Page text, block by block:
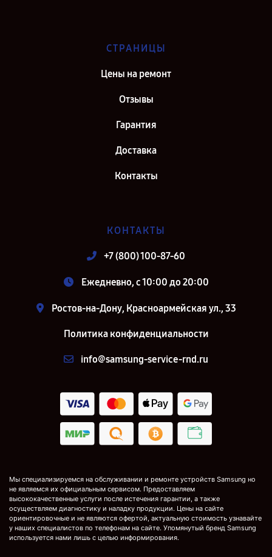
СТРАНИЦЫ
Цены на ремонт
Отзывы
Гарантия
Доставка
Контакты
КОНТАКТЫ
+7 (800) 100-87-60
Ежедневно, с 10:00 до 20:00
Ростов-на-Дону, Красноармейская ул., 33
Политика конфиденциальности
info@samsung-service-rnd.ru
Мы специализируемся на обслуживании и ремонте устройств Samsung но
не являемся их официальным сервисом. Предоставляем
высококачественные услуги после истечения гарантии, а также
осуществляем диагностику и наладку продукции. Цены на сайте
ориентировочные и не являются офертой, актуальную стоимость узнавайте
у наших специалистов по телефонам на сайте. Упомянутый бренд Samsung
используется нами лишь с целью информирования.